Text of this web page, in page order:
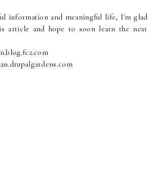
information and meaningful life, I'm glad
article and hope to soon learn the next